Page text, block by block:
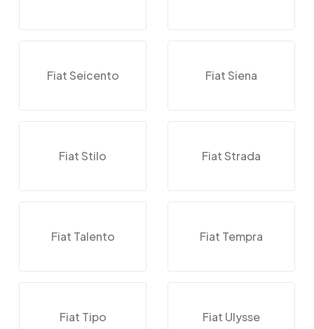
Fiat Seicento Fiat Siena
Fiat Stilo Fiat Strada
Fiat Talento Fiat Tempra
Fiat Tipo Fiat Ulysse